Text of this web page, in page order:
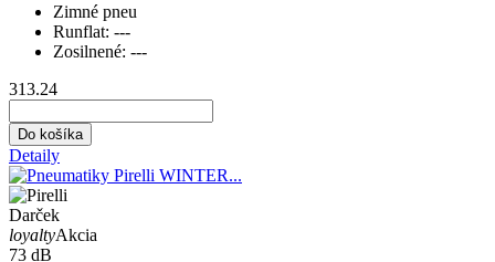
Zimné pneu
Runflat: ---
Zosilnené: ---
313.24
Do košíka
Detaily
Darček
loyaltyAkcia
73 dB